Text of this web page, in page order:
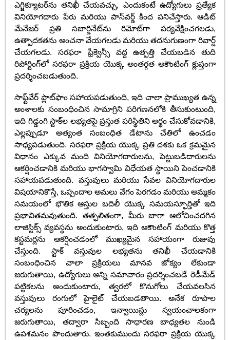
ఎగ్జిక్యూటర్‌ను తనిఖీ చేయవచ్చు, ఎందుకంటే ఉద్యోగులు ప్రత్యేక
వినియోగదారు పేరు మరియు పాస్‌వర్డ్ కింద పనిచేస్తారు. ఆడిట్
మేనేజర్ ప్రతి సబార్డినేట్‌ను రిమోట్‌గా పర్యవేక్షించగలడు,
ఉత్పాదకతను అంచనా వేయగలడు మరియు తదనుగుణంగా రివార్డ్
చేయగలడు. సరఫరా ఫ్రీక్వెన్సీ వద్ద ఉత్పత్తి చేయబడిన తుది
రిపోర్టింగ్‌లో సరఫరా ప్రక్రియ యొక్క అంతర్గత అకౌంటింగ్ క్లుప్తంగా
ప్రదర్శించబడుతుంది.
సాఫ్ట్‌వేర్ ప్లాట్‌ఫాం సహాయపడుతుంది, ఇది చాలా ప్రాముఖ్యత ఉన్న
అంశాలకు సంబంధించిన సామాగ్రిని పరిగణనలోకి తీసుకుంటుంది,
ఇది గిడ్డంగి స్టాక్‌ల లభ్యతపై ప్రస్తుత పరిస్థితిని అర్థం చేసుకోవడానికి,
ఎల్లప్పుడూ అత్యంత సంబంధిత డేటాను చేతిలో ఉంచడం
సాధ్యపడుతుంది. సరఫరా ప్రక్రియ యొక్క ప్రతి దశకు ఒక క్రమమైన
విధానం ఎక్కువ మంది వినియోగదారులను, పెట్టుబడిదారులను
ఆకర్షించడానికి మరియు భాగస్వామి విధేయత స్థాయిని పెంచడానికి
సహాయపడుతుంది. వస్తువులు మరియు సేవల వినియోగదారుల
విషయానికొస్తే, ఒప్పందాల అమలు వేగం పెరగడం మరియు అమ్మకం
సమయంలో భౌతిక ఆస్తుల బదిలీ యొక్క సమయస్ఫూర్తితో ఇది
ప్రభావితమవుతుంది. తత్ఫలితంగా, మీరు బాగా ఆలోచించదగిన
లాజిస్టిక్స్ వ్యవస్థను అందుకుంటారు, ఇది అకౌంటింగ్ మరియు కొత్త
కస్టమర్లను ఆకర్షించడంలో ముఖ్యమైన సహాయంగా రుజువు
చేస్తుంది. స్టాక్ వస్తువుల లభ్యతను తనిఖీ చేయడానికి
సంబంధించిన చాలా ప్రక్రియలు మానవ జోక్యం లేకుండా
జరుగుతాయి, ఉద్యోగులు అన్ని సమాచారం ప్రదర్శించబడే రెడీమేడ్
పట్టికలను అందుకుంటారు, త్వరలో కొనుగోలు చేయవలసిన
వస్తువులు రంగులో హైలైట్ చేయబడతాయి. అనేక రూపాల
చర్యలను పూరించడం, ఇన్వాయిస్లు స్వయంచాలకంగా
జరుగుతాయి, తద్వారా సిబ్బంది సాధారణ బాధ్యతల నుండి
ఉపశమనం పొందుతారు. ఇంతకుముందు సరఫరా ప్రక్రియ యొక్క